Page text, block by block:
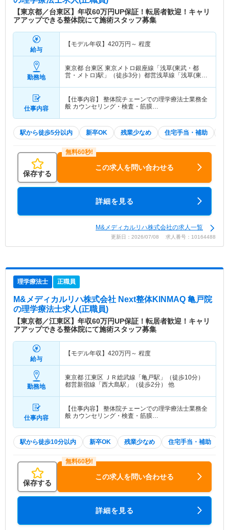
【東京都／台東区】年収60万円UP保証！転居者歓迎！キャリ
アアップできる整体院にて施術スタッフ募集
給与
【モデル年収】 420万円～ 程度
勤務地
東京都 台東区 東京メトロ銀座線「浅草(東武・都
営・メトロ)駅」（徒歩3分）都営浅草線「浅草(東
仕事内容
【仕事内容】 整体院チェーンでの理学療法士業務全
般 カウンセリング・検査・筋膜…
駅から徒歩5分以内 新卒OK 残業少なめ 住宅手当・補助
保存する
この求人を問い合わせる
詳細を見る
M&メディカルリハ株式会社の求人一覧
更新日：2026/07/08 求人番号：10164488
理学療法士 正職員
M&メディカルリハ株式会社 Next整体KINMAQ 亀戸院
の理学療法士求人(正職員)
【東京都／江東区】年収60万円UP保証！転居者歓迎！キャリ
アアップできる整体院にて施術スタッフ募集
給与
【モデル年収】 420万円～ 程度
勤務地
東京都 江東区 ＪＲ総武線「亀戸駅」（徒歩10分）
都営新宿線「西大島駅」（徒歩2分） 他
仕事内容
【仕事内容】 整体院チェーンでの理学療法士業務全
般 カウンセリング・検査・筋膜…
駅から徒歩10分以内 新卒OK 残業少なめ 住宅手当・補助
保存する
この求人を問い合わせる
詳細を見る